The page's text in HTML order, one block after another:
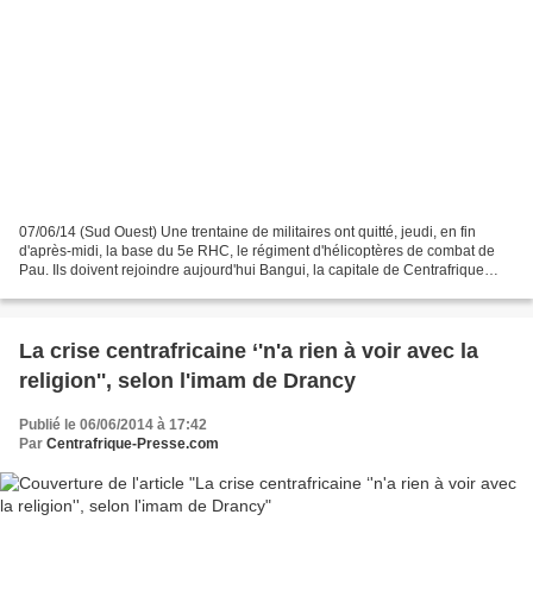
07/06/14 (Sud Ouest) Une trentaine de militaires ont quitté, jeudi, en fin
d'après-midi, la base du 5e RHC, le régiment d'hélicoptères de combat de
Pau. Ils doivent rejoindre aujourd'hui Bangui, la capitale de Centrafrique
La crise centrafricaine ‘'n'a rien à voir avec la
religion'', selon l'imam de Drancy
Publié le 06/06/2014 à 17:42
Par Centrafrique-Presse.com